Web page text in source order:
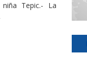
Tepic.- La